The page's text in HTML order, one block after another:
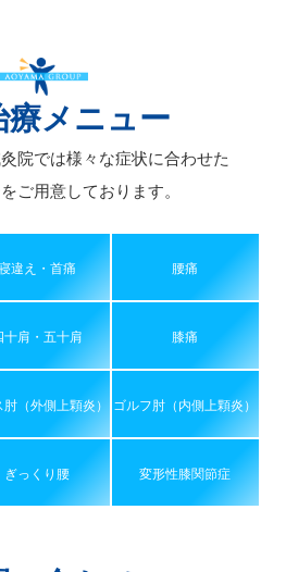
療メニュー
院では様々な症状に合わせた
ご用意しております。
違え・首痛 腰痛
十肩・五十肩 膝痛
肘（外側上顆炎） ゴルフ肘（内側上顆炎）
ぎっくり腰 変形性膝関節症